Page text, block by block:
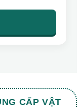
CẤP VẬT